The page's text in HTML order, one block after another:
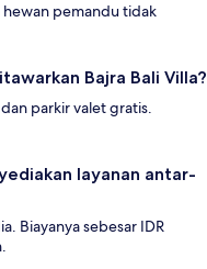
pemandu tidak
Bajra Bali Villa?
parkir valet gratis.
layanan antar-
Biayanya sebesar IDR